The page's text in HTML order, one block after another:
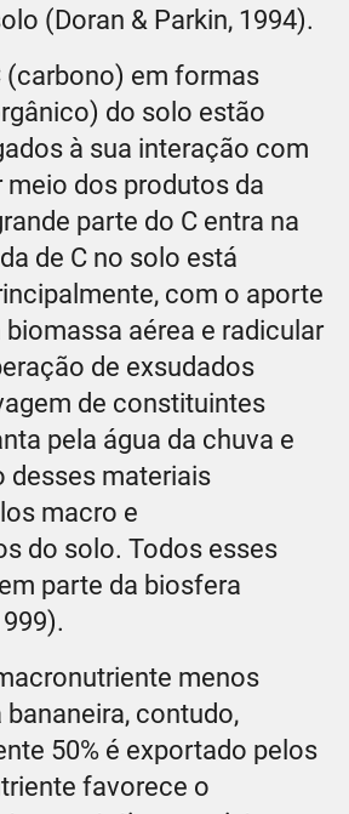
(Doran & Parkin, 1994).
(carbono) em formas
do solo estão
à sua interação com
meio dos produtos da
parte do C entra na
de C no solo está
com o aporte
biomassa aérea e radicular
de exsudados
de constituintes
pela água da chuva e
desses materiais
macro e
do solo. Todos esses
parte da biosfera
menos
contudo,
50% é exportado pelos
favorece o